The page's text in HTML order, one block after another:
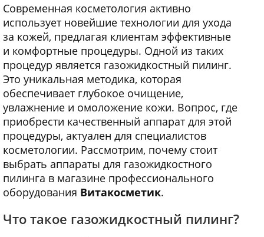
Современная косметология активно
использует новейшие технологии для ухода
за кожей, предлагая клиентам эффективные
и комфортные процедуры. Одной из таких
процедур является газожидкостный пилинг.
Это уникальная методика, которая
обеспечивает глубокое очищение,
увлажнение и омоложение кожи. Вопрос, где
приобрести качественный аппарат для этой
процедуры, актуален для специалистов
косметологии. Рассмотрим, почему стоит
выбрать аппараты для газожидкостного
пилинга в магазине профессионального
оборудования Витакосметик.
Что такое газожидкостный пилинг?